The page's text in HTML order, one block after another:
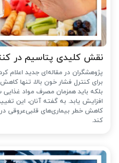
نقش کلیدی پتاسیم در
پژوهشگران در مقاله‌ای جدید اعلام
برای کنترل فشار خون بالا، تنها
بلکه باید همزمان مصرف مواد غذایی
افزایش یابد. به گفته آنان، این
کاهش خطر بیماری‌های قلبی‌عروقی
کند.